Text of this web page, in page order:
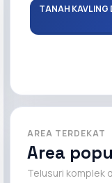
TANAH KAVLING
AREA TERDEKAT
Area
Telusuri komplek